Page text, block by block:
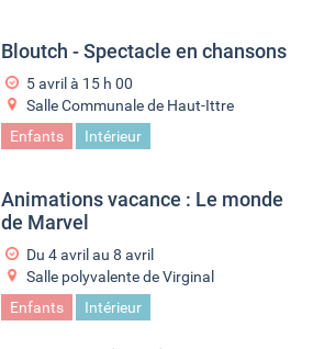
Bloutch - Spectacle en chansons
5 avril à 15 h 00
Salle Communale de Haut-Ittre
Enfants
Intérieur
Animations vacance : Le monde
de Marvel
Du 4 avril au 8 avril
Salle polyvalente de Virginal
Enfants
Intérieur